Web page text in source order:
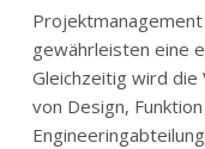
gewährleisten eine
Gleichzeitig wird
von Design,